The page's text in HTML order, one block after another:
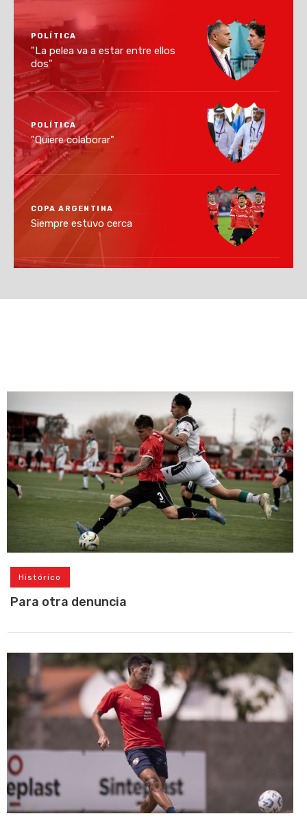
POLÍTICA
"La pelea va a estar entre ellos
dos"
POLÍTICA
"Quiere colaborar"
COPA ARGENTINA
Siempre estuvo cerca
Histórico
Para otra denuncia